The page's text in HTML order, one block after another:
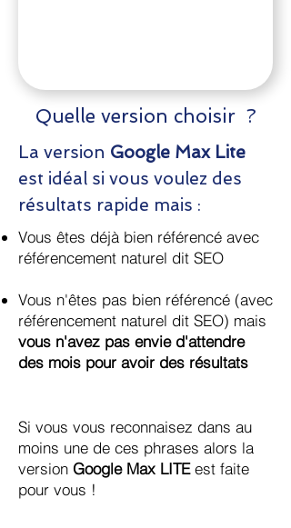
Quelle version choisir ?
La version Google Max Lite
est idéal si vous voulez des
résultats rapide mais :
Vous êtes déjà bien référencé avec
référencement naturel dit SEO
Vous n'êtes pas bien référencé (avec
référencement naturel dit SEO) mais
vous n'avez pas envie d'attendre
des mois pour avoir des résultats
Si vous vous reconnaisez dans au
moins une de ces phrases alors la
version Google Max LITEest faite
pour vous !